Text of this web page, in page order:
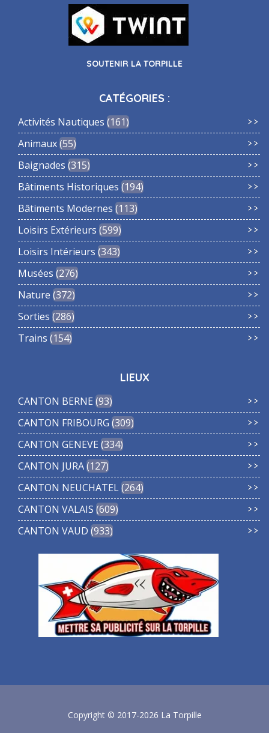
SOUTENIR LA TORPILLE
CATÉGORIES :
Activités Nautiques 161
Animaux 55
Baignades 315
Bâtiments Historiques 194
Bâtiments Modernes 113
Loisirs Extérieurs 599
Loisirs Intérieurs 343
Musées 276
Nature 372
Sorties 286
Trains 154
LIEUX
CANTON BERNE 93
CANTON FRIBOURG 309
CANTON GENEVE 334
CANTON JURA 127
CANTON NEUCHATEL 264
CANTON VALAIS 609
CANTON VAUD 933
Copyright © 2017-2026 La Torpille